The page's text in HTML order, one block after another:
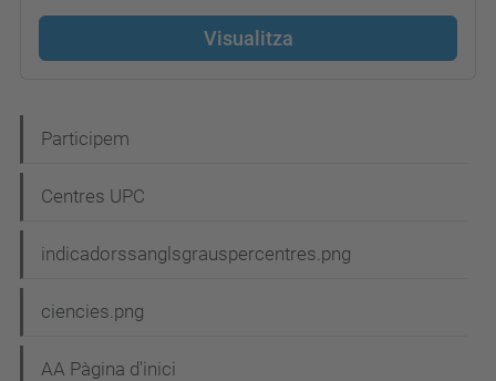
Visualitza
a
v
g
a
Participem
Centres UPC
indicadorssanglsgrauspercentres.png
ciencies.png
AA Pàgina d'inici